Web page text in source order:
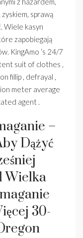
sprawą
Wiele kasyn
zapobiegają
KingAmo ‘s 24/7
suit of clothes ,
fillip , defrayal ,
meter average
agent .
–
Dążyć
Wielka
30-